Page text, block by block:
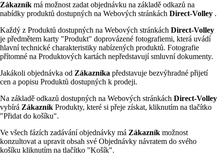
Zákazník má možnost zadat objednávku na základě odkazů na
nabídky produktů dostupných na Webových stránkách Direct-Volley .
Každý z Produktů dostupných na Webových stránkách Direct-Volley
je předmětem karty "Produkt" doprovázené fotografiemi, která uvádí
hlavní technické charakteristiky nabízených produktů. Fotografie
přítomné na Produktových kartách nepředstavují smluvní dokumenty.
Jakákoli objednávka od Zákazníka představuje bezvýhradné přijetí
cen a popisu Produktů dostupných k prodeji.
Na základě odkazů dostupných na Webových stránkách Direct-Volley
vybírá Zákazník Produkty, které si přeje získat, kliknutím na tlačítko
"Přidat do košíku".
Ve všech fázích zadávání objednávky má Zákazník možnost
konzultovat a upravit obsah své Objednávky návratem do svého
košíku kliknutím na tlačítko "Košík".